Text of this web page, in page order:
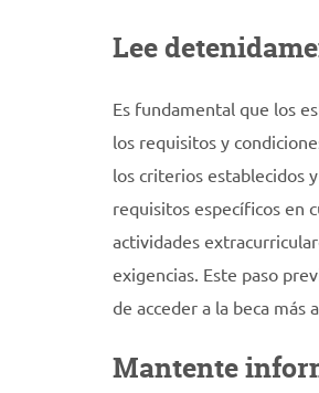
Lee
Es fundamental que los
los requisitos y
los criterios establecidos
requisitos específicos en
actividades
exigencias. Este paso
de acceder a la beca más
Mantente